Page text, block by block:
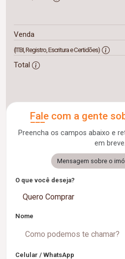
Venda
(ITBI, Registro, Escritura e Certidões)
Total
Fale com a gente
Preencha os campos abaixo e
em breve.
Mensagem sobre o
O que você deseja?
Quero Comprar
Nome
Celular / WhatsApp